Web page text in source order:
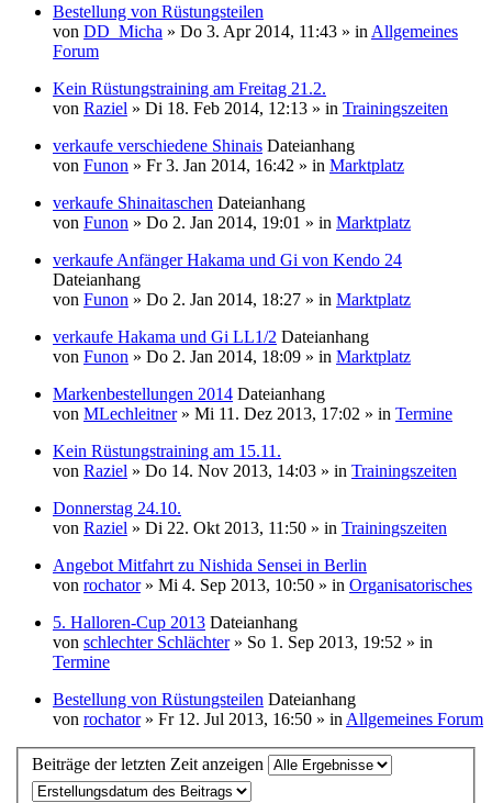
Bestellung von Rüstungsteilen
von DD_Micha » Do 3. Apr 2014, 11:43 » in Allgemeines
Forum
Kein Rüstungstraining am Freitag 21.2.
von Raziel » Di 18. Feb 2014, 12:13 » in Trainingszeiten
verkaufe verschiedene Shinais Dateianhang
von Funon » Fr 3. Jan 2014, 16:42 » in Marktplatz
verkaufe Shinaitaschen Dateianhang
von Funon » Do 2. Jan 2014, 19:01 » in Marktplatz
verkaufe Anfänger Hakama und Gi von Kendo 24
Dateianhang
von Funon » Do 2. Jan 2014, 18:27 » in Marktplatz
verkaufe Hakama und Gi LL1/2 Dateianhang
von Funon » Do 2. Jan 2014, 18:09 » in Marktplatz
Markenbestellungen 2014 Dateianhang
von MLechleitner» Mi 11. Dez 2013, 17:02 » in Termine
Kein Rüstungstraining am 15.11.
von Raziel » Do 14. Nov 2013, 14:03 » in Trainingszeiten
Donnerstag 24.10.
von Raziel » Di 22. Okt 2013, 11:50 » in Trainingszeiten
Angebot Mitfahrt zu Nishida Sensei in Berlin
von rochator» Mi 4. Sep 2013, 10:50 » in Organisatorisches
5. Halloren-Cup 2013 Dateianhang
von schlechter Schlächter» So 1. Sep 2013, 19:52 » in
Termine
Bestellung von Rüstungsteilen Dateianhang
von rochator» Fr 12. Jul 2013, 16:50 » in Allgemeines Forum
Beiträge der letzten Zeit anzeigen